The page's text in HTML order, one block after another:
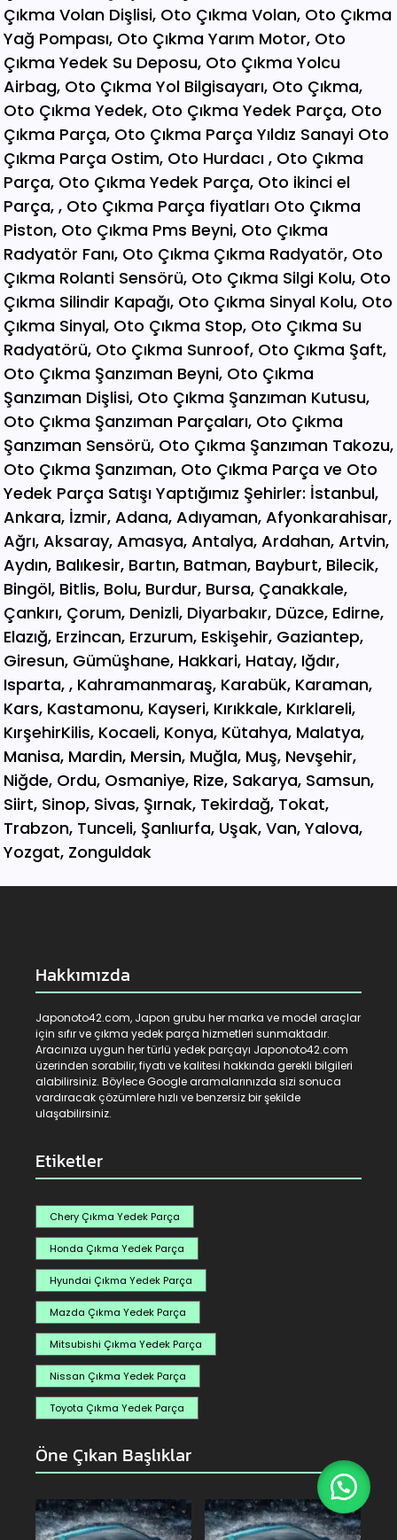
Hakkımızda
Japonoto42.com, Japon grubu her marka ve model araçlar
için sıfır ve çıkma yedek parça hizmetleri sunmaktadır.
Aracınıza uygun her türlü yedek parçayı Japonoto42.com
üzerinden sorabilir, fiyatı ve kalitesi hakkında gerekli bilgileri
alabilirsiniz. Böylece Google aramalarınızda sizi sonuca
vardıracak çözümlere hızlı ve benzersiz bir şekilde
ulaşabilirsiniz.
Etiketler
Chery Çıkma Yedek Parça
Honda Çıkma Yedek Parça
Hyundai Çıkma Yedek Parça
Mazda Çıkma Yedek Parça
Mitsubishi Çıkma Yedek Parça
Nissan Çıkma Yedek Parça
Toyota Çıkma Yedek Parça
Öne Çıkan Başlıklar